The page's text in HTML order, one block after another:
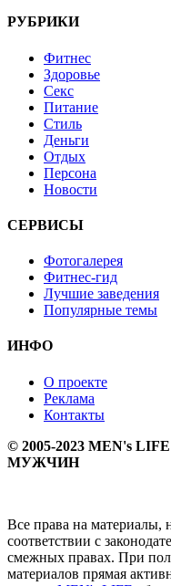
РУБРИКИ
Фитнес
Здоровье
Секс
Питание
Стиль
Деньги
Отдых
Персона
Новости
СЕРВИСЫ
Фотогалерея
Фитнес-гид
Лучшие заведения
Популярные темы
ИНФО
О проекте
Реклама
Контакты
© 2005-2023 MEN's
МУЖЧИН
Все права на материалы,
соответствии с
смежных правах. При
материалов прямая